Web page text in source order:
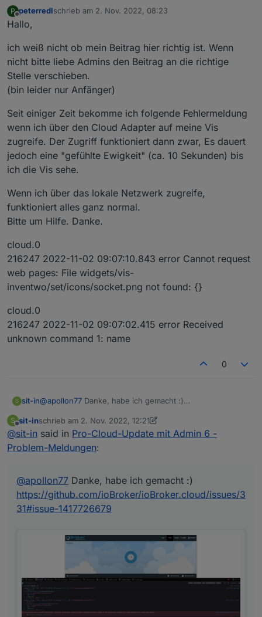
P
Offline
peterredlschrieb am 2. Nov. 2022, 08:23
zuletzt editiert von
Hallo,
ich weiß nicht ob mein Beitrag hier richtig ist. Wenn
nicht bitte liebe Admins den Beitrag an die richtige
Stelle verschieben.
(bin leider nur Anfänger)
Seit einiger Zeit bekomme ich folgende Fehlermeldung
wenn ich über den Cloud Adapter auf meine Vis
zugreife. Der Zugriff funktioniert dann zwar, Es dauert
jedoch eine "gefühlte Ewigkeit" (ca. 10 Sekunden) bis
ich die Vis sehe.
Wenn ich über das lokale Netzwerk zugreife,
funktioniert alles ganz normal.
Bitte um Hilfe. Danke.
cloud.0
216247 2022-11-02 09:07:10.843 error Cannot request
web pages: File widgets/vis-
inventwo/set/icons/socket.png not found: {}
cloud.0
216247 2022-11-02 09:07:02.415 error Received
unknown command 1: name
0
S sit-in@apollon77 Danke, habe ich gemacht :)
sue-1417726679
S
Offline
sit-inschrieb am 2. Nov. 2022, 12:21
zuletzt editiert von sit-in11. Feb. 2022, 13:22
@sit-in said in Pro-Cloud-Update mit Admin 6 -
Problem-Meldungen:
@apollon77 Danke, habe ich gemacht :)
https://github.com/ioBroker/ioBroker.cloud/issues/3
31#issue-1417726679